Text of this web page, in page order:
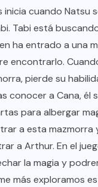
inicia cuando Natsu
Tabi está
ha entrado a una
encontrarlo.
pierde su
conocer a Cana, él
para albergar
a esta mazmorra
a Arthur. En el
la magia y
más exploramos